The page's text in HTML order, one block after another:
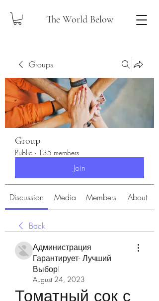
The World Below
Groups
Group
Public · 135 members
Join
Discussion Media Members About
Back
Администрация
Гарантирует- Лучший
Выбор!
August 24, 2023
Томатный сок с